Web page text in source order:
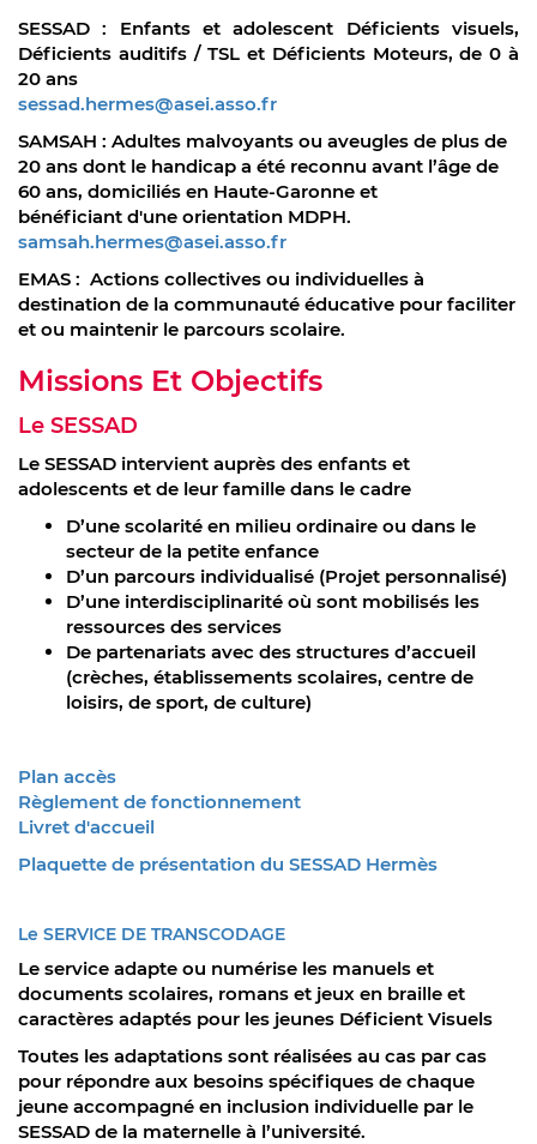
SESSAD : Enfants et adolescent Déficients visuels,
Déficients auditifs / TSL et Déficients Moteurs, de 0 à
20 ans
sessad.hermes@asei.asso.fr
SAMSAH : Adultes malvoyants ou aveugles de plus de
20 ans dont le handicap a été reconnu avant l’âge de
60 ans, domiciliés en Haute-Garonne et
bénéficiant d'une orientation MDPH.
samsah.hermes@asei.asso.fr
EMAS : Actions collectives ou individuelles à
destination de la communauté éducative pour faciliter
et ou maintenir le parcours scolaire.
Missions Et Objectifs
Le SESSAD
Le SESSAD intervient auprès des enfants et
adolescents et de leur famille dans le cadre
D’une scolarité en milieu ordinaire ou dans le
secteur de la petite enfance
D’un parcours individualisé (Projet personnalisé)
D’une interdisciplinarité où sont mobilisés les
ressources des services
De partenariats avec des structures d’accueil
(crèches, établissements scolaires, centre de
loisirs, de sport, de culture)
Plan accès
Règlement de fonctionnement
Livret d'accueil
Plaquette de présentation du SESSAD Hermès
Le SERVICE DE TRANSCODAGE
Le service adapte ou numérise les manuels et
documents scolaires, romans et jeux en braille et
caractères adaptés pour les jeunes Déficient Visuels
Toutes les adaptations sont réalisées au cas par cas
pour répondre aux besoins spécifiques de chaque
jeune accompagné en inclusion individuelle par le
SESSAD de la maternelle à l’université.